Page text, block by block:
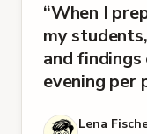
5 von 5 Sternen
“When I
my
and
evening per
Lena